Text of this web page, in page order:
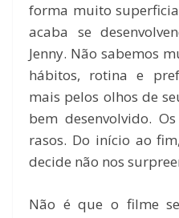
forma muito
acaba se
Jenny. Não sabemos
hábitos, rotina e
mais pelos olhos de
bem desenvolvido.
rasos. Do início ao fim,
decide não nos
Não é que o filme